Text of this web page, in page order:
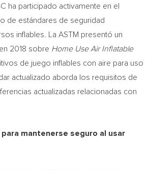
ha participado activamente en el
de estándares de seguridad
inflables. La ASTM presentó un
2018 sobre Home Use Air Inflatable
de juego inflables con aire para uso
actualizado aborda los requisitos de
actualizadas relacionadas con
mantenerse seguro al usar